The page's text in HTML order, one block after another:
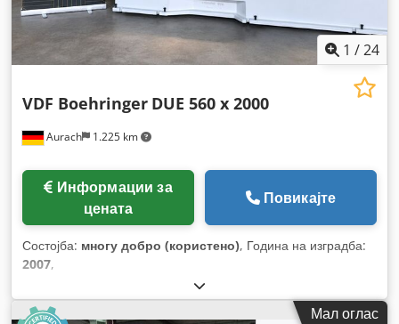
1 /24
Aurach 1.225 km
VDF Boehringer DUE 560 x 2000
цената
Повикајте
Состојба: многу добро (користено), Година на изградба:
2007,
Мал оглас